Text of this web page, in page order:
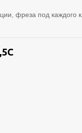
фреза под каждого